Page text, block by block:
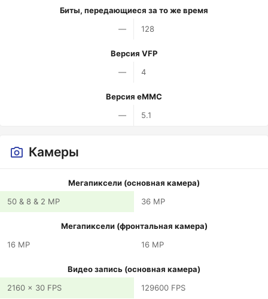
Биты, передающиеся за то же время
—
128
Версия VFP
—
4
Версия eMMC
—
5.1
Камеры
Мегапиксели (основная камера)
50 & 8 & 2 MP
36 MP
Мегапиксели (фронтальная камера)
16 MP
16 MP
Видео запись (основная камера)
2160 x 30 FPS
129600 FPS